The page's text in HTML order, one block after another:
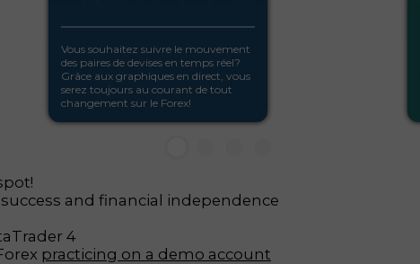
Vous souhaitez suivre le mouvement
des paires de devises en temps réel?
Grâce aux graphiques en direct, vous
serez toujours au courant de tout
changement sur le Forex!
and financial independence
4
practicing on a demo account